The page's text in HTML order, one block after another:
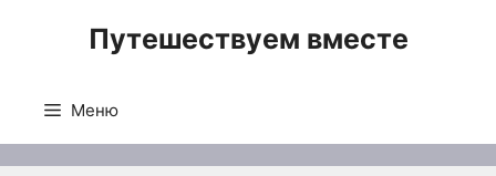
Путешествуем вместе
Меню